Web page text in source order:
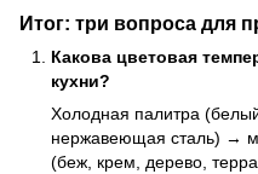
Итог: три вопроса для
Какова цветовая
кухни?
Холодная палитра
нержавеющая сталь) →
(беж, крем, дерево,